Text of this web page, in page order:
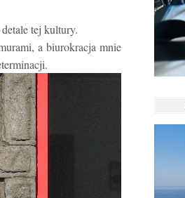
tej kultury.
a biurokracja mnie